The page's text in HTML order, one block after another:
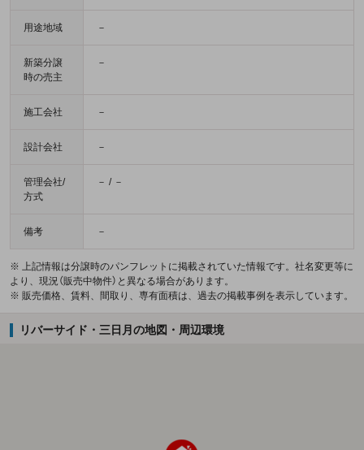
用途地域 －
新築分譲
時の売主
－
施工会社 －
設計会社 －
管理会社/
方式
－ / －
備考 －
※ 上記情報は分譲時のパンフレットに掲載されていた情報です。社名変更等に
より、現況（販売中物件）と異なる場合があります。
※ 販売価格、賃料、間取り、専有面積は、過去の掲載事例を表示しています。
リバーサイド・三日月の地図・周辺環境